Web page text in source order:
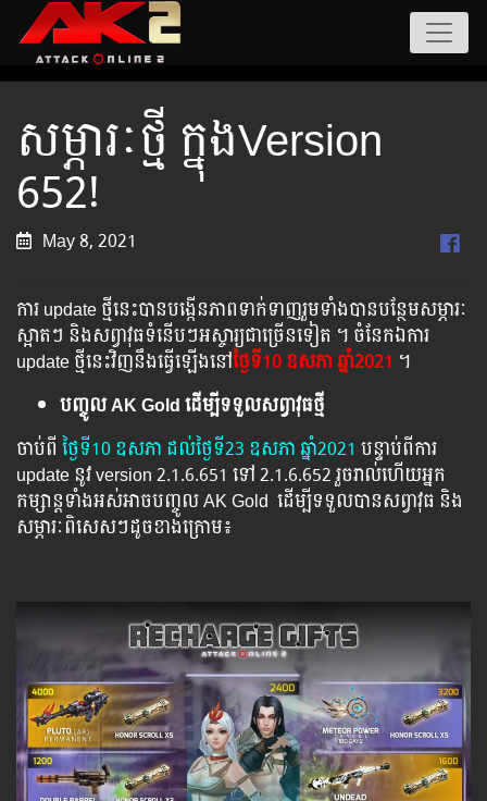
សម្ភារៈថ្មី ក្នុងVersion
652!
May 8, 2021
ការ update ថ្មីនេះបានបង្កើនភាពទាក់ទាញរួមទាំងបានបន្ថែមសម្ភារៈ
ស្អាតៗ និងសព្វាវុធទំនើបៗអស្ចារ្យជាច្រើនទៀត ។ ចំនែកឯការ
update ថ្មីនេះវិញនឹងធ្វើឡើងនៅថ្ងៃទី10 ​ឧសភា ឆ្នាំ2021 ។
បញ្ចូល AK Gold ដើម្បីទទួលសព្វាវុធថ្មី
ចាប់ពី ​​ ថ្ងៃ​ទី10 ឧសភា​ ដល់​ថ្ងៃ​ទី23 ឧសភា​ ឆ្នាំ2021 បន្ទាប់​​ពី​​ការ ​
update ​នូវ ​version 2.1.6.651 ទៅ​ 2.1.6.652​ រួច​​រាល់​​ហើយ​​អ្នក​​
កម្សាន្ដ​​ទាំង​​អស់​​អាច​​បញ្ចូល​ AK Gold ​​ ​ដើម្បី​​ទទួល​​បាន​សព្វាវុធ​ និង​​
សម្ភារៈ​ពិសេស​ៗ​ដូច​ខាង​ក្រោម៖​